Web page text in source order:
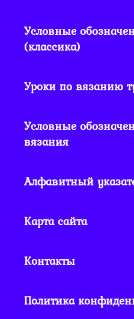
Условные
(классика)
Уроки по вязанию
Условные
вязания
Алфавитный
Карта сайта
Контакты
Политика